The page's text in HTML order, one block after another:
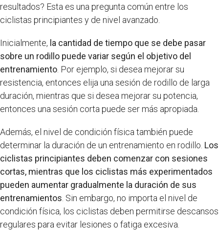
resultados? Esta es una pregunta común entre los
ciclistas principiantes y de nivel avanzado.
Inicialmente, la cantidad de tiempo que se debe pasar
sobre un rodillo puede variar según el objetivo del
entrenamiento . Por ejemplo, si desea mejorar su
resistencia, entonces elija una sesión de rodillo de larga
duración, mientras que si desea mejorar su potencia,
entonces una sesión corta puede ser más apropiada.
Además, el nivel de condición física también puede
determinar la duración de un entrenamiento en rodillo. Los
ciclistas principiantes deben comenzar con sesiones
cortas, mientras que los ciclistas más experimentados
pueden aumentar gradualmente la duración de sus
entrenamientos . Sin embargo, no importa el nivel de
condición física, los ciclistas deben permitirse descansos
regulares para evitar lesiones o fatiga excesiva.